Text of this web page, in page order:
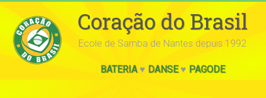
Coração do Brasil
Ecole de Samba de Nantes depuis 1992
BATERIA♥ DANSE♥ PAGODE